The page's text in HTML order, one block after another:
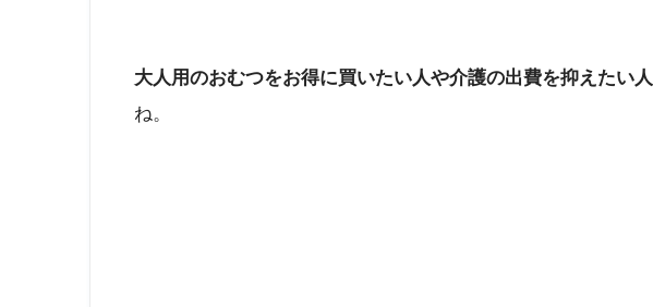
大人用のおむつをお得に買いたい人や介護の出費を抑えたい人
ね。